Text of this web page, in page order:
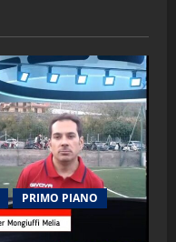
PRIMO PIANO